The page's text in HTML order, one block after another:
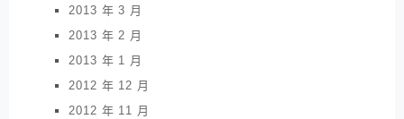
2013 年 3 月
2013 年 2 月
2013 年 1 月
2012 年 12 月
2012 年 11 月